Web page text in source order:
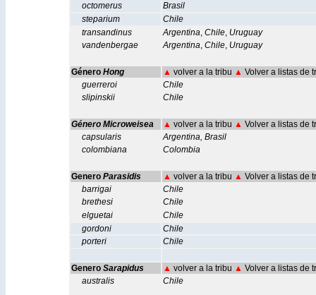
octomerus
Brasil
steparium
Chile
transandinus
Argentina, Chile, Uruguay
vandenbergae
Argentina, Chile, Uruguay
GéneroHong ▲ volver a la tribu ▲ Volver a listas de
guerreroi
Chile
slipinskii
Chile
Género Microweisea ▲ volver a la tribu ▲ Volver a listas de
capsularis
Argentina, Brasil
colombiana
Colombia
GeneroParasidis ▲ volver a la tribu ▲ Volver a listas de
barrigai
Chile
brethesi
Chile
elguetai
Chile
gordoni
Chile
porteri
Chile
GeneroSarapidus ▲ volver a la tribu ▲ Volver a listas de
australis
Chile